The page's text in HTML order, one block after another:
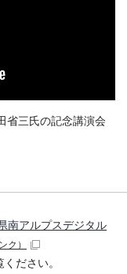
省三氏の記念講演会
南アルプスデジタル
ク）
ださい。